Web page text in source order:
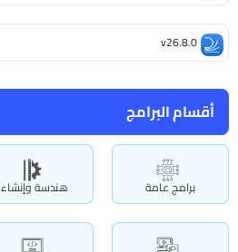
أقسام البرامج
برامج عامة هندسة وإنشاء
v26.8.0